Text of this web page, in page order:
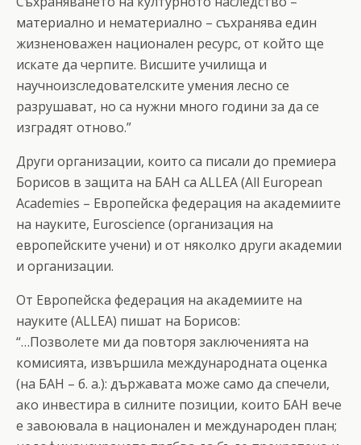
материално и нематериално – съхранява един
жизненоважен национален ресурс, от който ще
искате да черпите. Висшите училища и
научноизследователските умения лесно се
разрушават, но са нужни много години за да се
изградят отново.”
Други организации, които са писали до премиера
Борисов в защита на БАН са ALLEA (All European
Academies – Европейска федерация на академиите
на науките, Euroscience (организация на
европейските учени) и от няколко други академии
и организации.
От Европейска федерация на академиите на
науките (ALLEA) пишат на Борисов:
“…Позволете ми да повторя заключенията на
комисията, извършила международната оценка
(на БАН – б. а.): държавата може само да спечели,
ако инвестира в силните позиции, които БАН вече
е завоювала в национален и международен план;